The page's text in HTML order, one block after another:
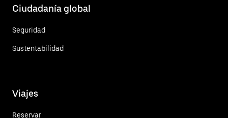
Ciudadanía global
Seguridad
Sustentabilidad
Viajes
Reservar